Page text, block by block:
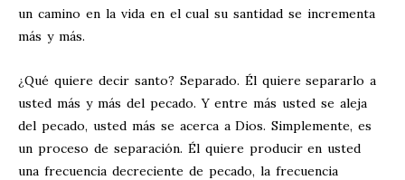
un camino en la vida en el cual su santidad se incrementa
más y más.
¿Qué quiere decir santo? Separado. Él quiere separarlo a
usted más y más del pecado. Y entre más usted se aleja
del pecado, usted más se acerca a Dios. Simplemente, es
un proceso de separación. Él quiere producir en usted
una frecuencia decreciente de pecado, la frecuencia